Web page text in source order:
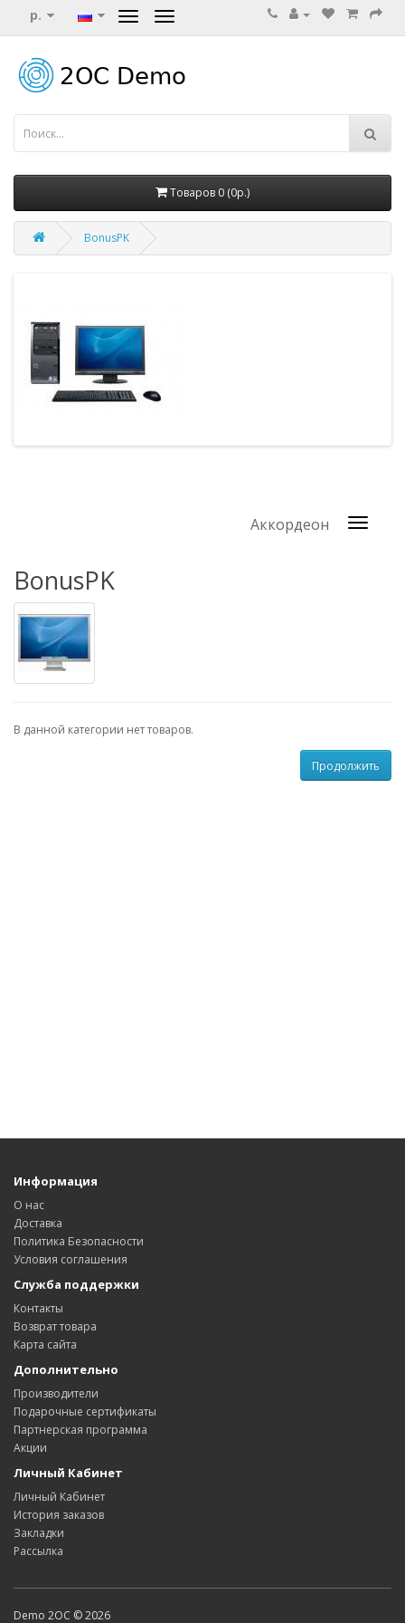
р.
Товаров 0 (0р.)
BonusPK
Аккордеон
BonusPK
В данной категории нет товаров.
Продолжить
Информация
О нас
Доставка
Политика Безопасности
Условия соглашения
Служба поддержки
Контакты
Возврат товара
Карта сайта
Дополнительно
Производители
Подарочные сертификаты
Партнерская программа
Акции
Личный Кабинет
Личный Кабинет
История заказов
Закладки
Рассылка
Demo 2OC © 2026